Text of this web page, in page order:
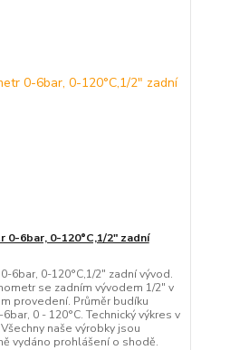
6bar, 0-120°C,1/2" zadní
6bar, 0-120°C,1/2" zadní vývod.
se zadním vývodem 1/2" v
provedení. Průměr budíku
0 - 120°C. Technický výkres v
naše výrobky jsou
vydáno prohlášení o shodě.